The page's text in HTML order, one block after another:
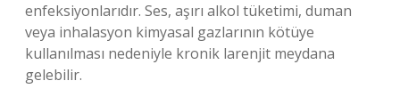
enfeksiyonlarıdır. Ses, aşırı alkol tüketimi, duman
veya inhalasyon kimyasal gazlarının kötüye
kullanılması nedeniyle kronik larenjit meydana
gelebilir.